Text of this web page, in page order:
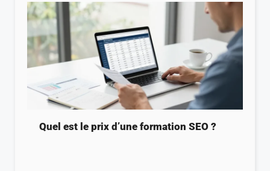
Quel est le prix d’une formation SEO ?